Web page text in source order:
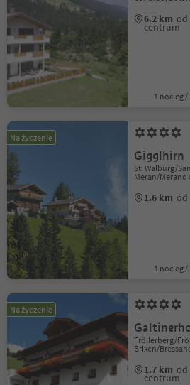
6.2 km od
centrum
1 nocleg
Na życzenie
Gigglhirn
St. Walburg/
Meran/
1.6 km
1 nocleg
Na życzenie
Fröllerberg/
Brixen/
1.7 km od
centrum